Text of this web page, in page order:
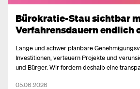
Bürokratie-Stau sichtbar
Verfahrensdauern endlich
Lange und schwer planbare
Investitionen, verteuern Projekte und
und Bürger. Wir fordern deshalb eine
05.06.2026